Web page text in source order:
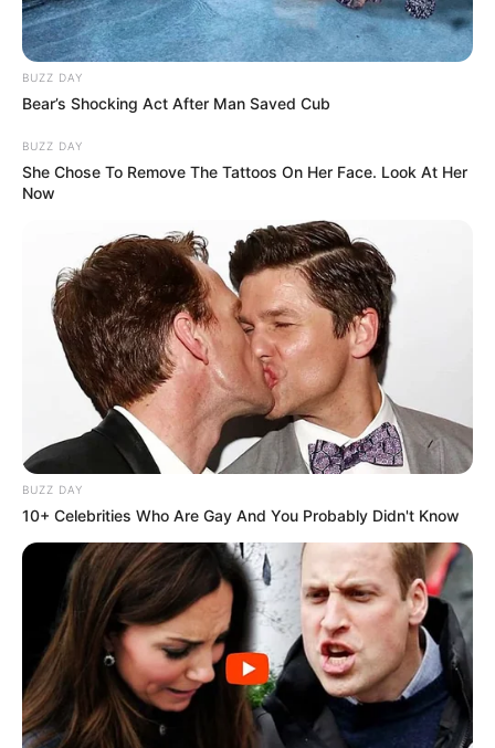
BUZZ DAY
Bear’s Shocking Act After Man Saved Cub
BUZZ DAY
She Chose To Remove The Tattoos On Her Face. Look At Her
Now
BUZZ DAY
10+ Celebrities Who Are Gay And You Probably Didn't Know